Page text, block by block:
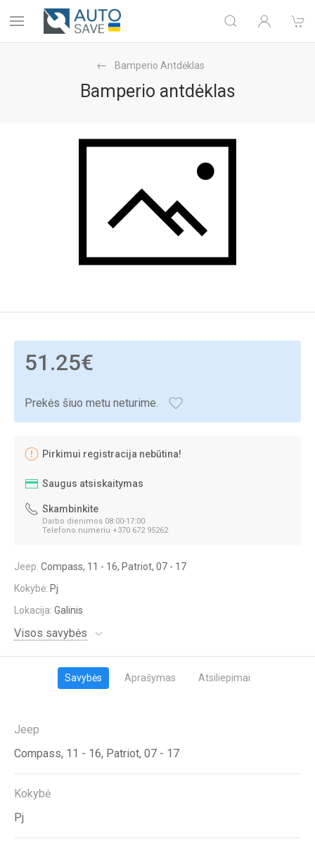
Bamperio Antdėklas
Bamperio antdėklas
51.25€
Prekės šiuo metu neturime.
Pirkimui registracija nebūtina!
Saugus atsiskaitymas
Skambinkite
Darbo dienimos 08:00-17:00
Telefono numeriu +370 672 95262
Jeep: Compass, 11 - 16, Patriot, 07 - 17
Kokybė: Pj
Lokacija: Galinis
Visos savybės
Savybės Aprašymas Atsiliepimai
Jeep
Compass, 11 - 16, Patriot, 07 - 17
Kokybė
Pj